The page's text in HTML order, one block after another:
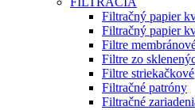
Filtračný papier
Filtračný papier
Filtre
Filtre zo
Filtre striekačkové
Filtračné patróny
Filtračné